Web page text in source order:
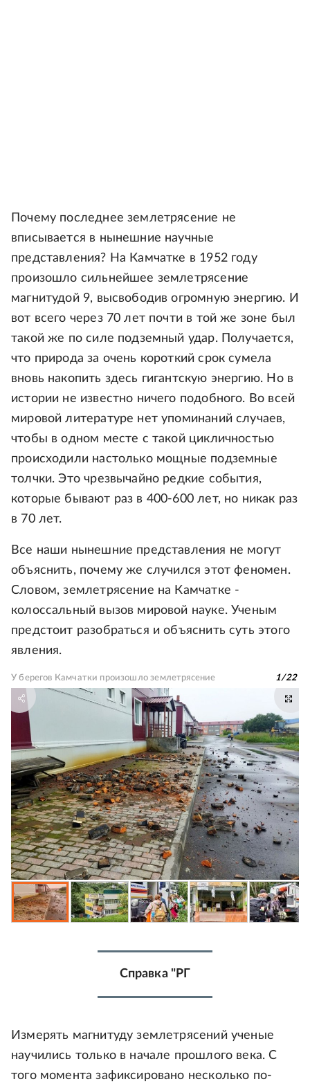
Почему последнее землетрясение не
вписывается в нынешние научные
представления? На Камчатке в 1952 году
произошло сильнейшее землетрясение
магнитудой 9, высвободив огромную энергию. И
вот всего через 70 лет почти в той же зоне был
такой же по силе подземный удар. Получается,
что природа за очень короткий срок сумела
вновь накопить здесь гигантскую энергию. Но в
истории не известно ничего подобного. Во всей
мировой литературе нет упоминаний случаев,
чтобы в одном месте с такой цикличностью
происходили настолько мощные подземные
толчки. Это чрезвычайно редкие события,
которые бывают раз в 400-600 лет, но никак раз
в 70 лет.
Все наши нынешние представления не могут
объяснить, почему же случился этот феномен.
Словом, землетрясение на Камчатке -
колоссальный вызов мировой науке. Ученым
предстоит разобраться и объяснить суть этого
явления.
У берегов Камчатки произошло землетрясение 1/22
Справка "РГ
Измерять магнитуду землетрясений ученые
научились только в начале прошлого века. С
того момента зафиксировано несколько по-